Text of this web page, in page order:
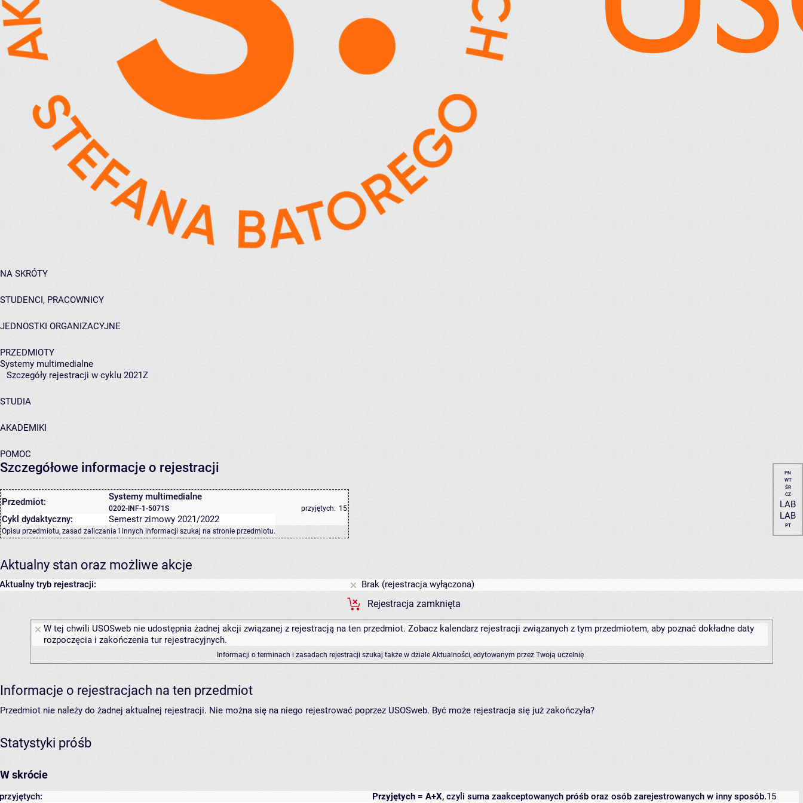
NA SKRÓTY
STUDENCI, PRACOWNICY
JEDNOSTKI ORGANIZACYJNE
PRZEDMIOTY
Systemy multimedialne
Szczegóły rejestracji w cyklu 2021Z
STUDIA
AKADEMIKI
POMOC
Szczegółowe informacje o rejestracji
Przedmiot: Systemy multimedialne
0202-INF-1-5071S przyjętych: 15
Cykl dydaktyczny: Semestr zimowy 2021/2022
Opisu przedmiotu, zasad zaliczania i innych informacji szukaj na stronie przedmiotu.
PN
WT
ŚR
CZ
LAB
LAB
PT
Aktualny stan oraz możliwe akcje
Aktualny tryb rejestracji:
Brak (rejestracja wyłączona)
Rejestracja zamknięta
W tej chwili USOSweb nie udostępnia żadnej akcji związanej z rejestracją na ten przedmiot. Zobacz kalendarz rejestracji związanych z tym przedmiotem, aby poznać dokładne daty
rozpoczęcia i zakończenia tur rejestracyjnych.
Informacji o terminach i zasadach rejestracji szukaj także w dziale Aktualności, edytowanym przez Twoją uczelnię
Informacje o rejestracjach na ten przedmiot
Przedmiot nie należy do żadnej aktualnej rejestracji. Nie można się na niego rejestrować poprzez USOSweb. Być może rejestracja się już zakończyła?
Statystyki próśb
W skrócie
Przyjętych = A+X, czyli suma zaakceptowanych próśb oraz osób zarejestrowanych w inny sposób.
przyjętych:
15